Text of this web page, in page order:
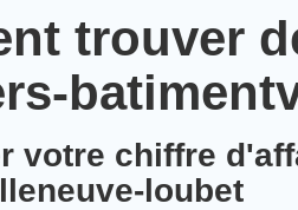
trouver
votre chiffre
loubet